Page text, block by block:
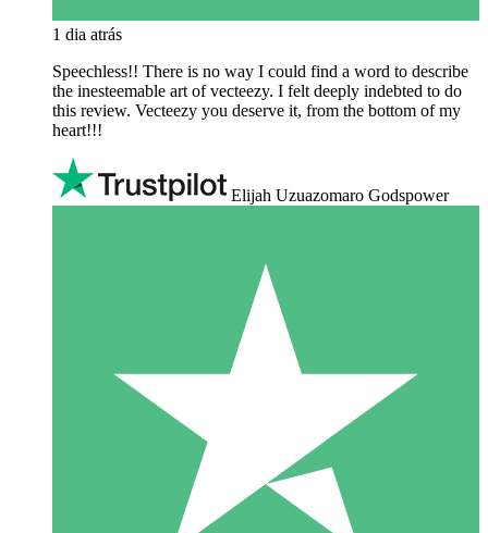
1 dia atrás
Speechless!! There is no way I could find a word to describe
the inesteemable art of vecteezy. I felt deeply indebted to do
this review. Vecteezy you deserve it, from the bottom of my
heart!!!
Elijah Uzuazomaro Godspower